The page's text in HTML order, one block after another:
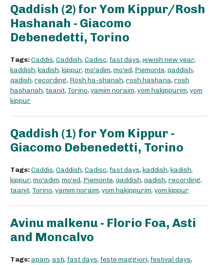
Qaddish (2) for Yom Kippur/Rosh
Hashanah - Giacomo
Debenedetti, Torino
Tags:Caddis, Caddish, Cadisc, fast days, jewish new year,
kaddish, kadish, kippur, mo'adim, mo'ed, Piemonte, qaddish,
qadish, recording, Rosh ha-shanah, rosh hashana, rosh
hashanah, taanit, Torino, yamim noraim, yom hakippurim, yom
kippur
Qaddish (1) for Yom Kippur -
Giacomo Debenedetti, Torino
Tags:Caddis, Caddish, Cadisc, fast days, kaddish, kadish,
kippur, mo'adim, mo'ed, Piemonte, qaddish, qadish, recording,
taanit, Torino, yamim noraim, yom hakippurim, yom kippur
Avinu malkenu - Florio Foa, Asti
and Moncalvo
Tags:apam, asti, fast days, feste maggiori, festival days,